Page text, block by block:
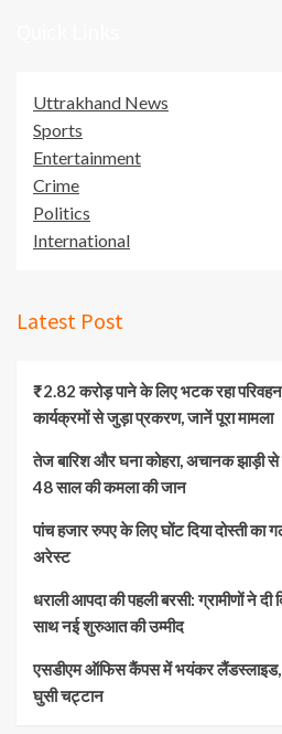
Uttrakhand News
Sports
Entertainment
Crime
Politics
International
Latest Post
₹2.82 करोड़ पाने के लिए भटक रहा
कार्यक्रमों से जुड़ा प्रकरण, जानें पूरा मामला
तेज बारिश और घना कोहरा, अचानक झाड़ी
48 साल की कमला की जान
पांच हजार रुपए के लिए घोंट दिया दोस्ती का
अरेस्ट
धराली आपदा की पहली बरसी: ग्रामीणों ने दी
साथ नई शुरुआत की उम्मीद
एसडीएम ऑफिस कैंपस में भयंकर लैंडस्लाइड,
घुसी चट्टान